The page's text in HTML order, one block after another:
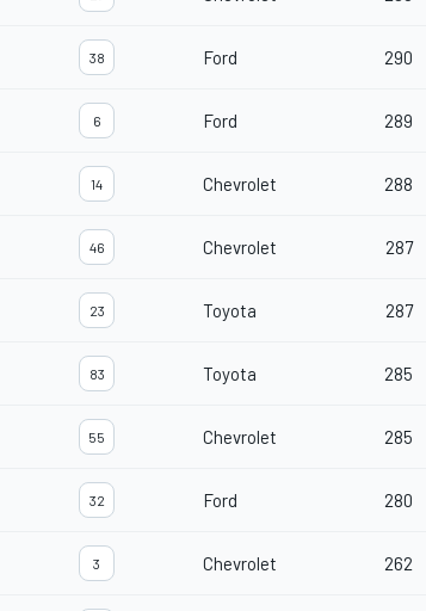
38 Ford 290
6 Ford 289
14 Chevrolet 288
46 Chevrolet 287
23 Toyota 287
83 Toyota 285
55 Chevrolet 285
32 Ford 280
3 Chevrolet 262